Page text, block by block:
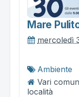
Mare
mercoledì
Ambiente
Vari
località